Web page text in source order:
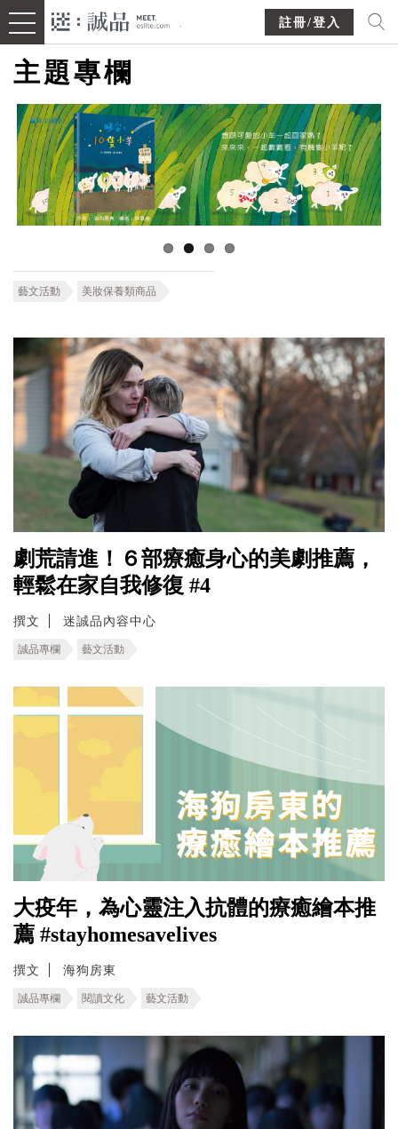
註冊/登入
主題專欄
藝文活動 美妝保養類商品
劇荒請進！６部療癒身心的美劇推薦，
輕鬆在家自我修復 #4
撰文 迷誠品內容中心
誠品專欄 藝文活動
大疫年，為心靈注入抗體的療癒繪本推
薦 #stayhomesavelives
撰文 海狗房東
誠品專欄 閱讀文化 藝文活動